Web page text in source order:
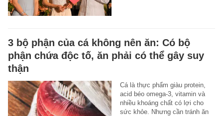
3 bộ phận của cá không nên ăn: Có bộ
phận chứa độc tố, ăn phải có thể gây suy
thận
Cá là thực phẩm giàu protein,
acid béo omega-3, vitamin và
nhiều khoáng chất có lợi cho
sức khỏe. Nhưng cần tránh ăn